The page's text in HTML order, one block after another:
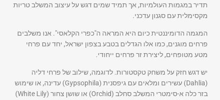
תדיר במגמות העולמיות, אך תמיד שמים דגש על עיצוב המשלב טריות
מקסימלית עם סגנון עדכני.
המגמה הדומיננטית כיום היא המראה ה"כפרי הקלאסי". אנו משלבים
פרחים מוגנים, כמו אלו הגדלים בטבע בצפון ישראל, יחד עם פרחי
מטע מטופחים, ליצירת זר פרחים ייחודי.
יש דגש חזק על משחק טקסטורות. לדוגמה, שילוב של פרחי דליה
(Dahlia) עשירים ומלאים עם גיפסנית (Gypsophila) עדינה, או שימוש
בזר כלה א-סימטרי המשלב סחלב (Orchid) או שושן צחור (White Lily)